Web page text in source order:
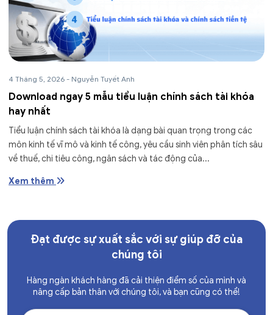
4 Tháng 5, 2026 - Nguyễn Tuyết Anh
Download ngay 5 mẫu tiểu luận chính sách tài khóa
hay nhất
Tiểu luận chính sách tài khóa là dạng bài quan trọng trong các
môn kinh tế vĩ mô và kinh tế công, yêu cầu sinh viên phân tích sâu
về thuế, chi tiêu công, ngân sách và tác động của...
Xem thêm
Đạt được sự xuất sắc với sự giúp đỡ của
chúng tôi
Hàng ngàn khách hàng đã cải thiện điểm số của mình và
nâng cấp bản thân với chúng tôi, và bạn cũng có thể!